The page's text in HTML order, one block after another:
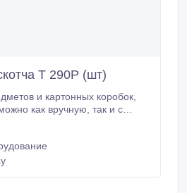
Т 290Р (шт)
и картонных коробок,
как вручную, так и с
для скотча плотно прижимает
большом объеме
процесс работы и позволяет